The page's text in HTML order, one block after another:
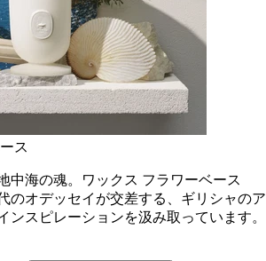
ス
中海の魂。ワックス フラワーベース
のオデッセイが交差する、ギリシャのア
ンスピレーションを汲み取っています。